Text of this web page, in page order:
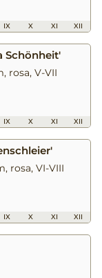
IX X XI XII
Schönheit'
rosa, V-VII
IX X XI XII
rosa, VI-VIII
IX X XI XII